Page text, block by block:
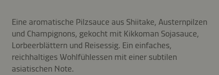
Eine aromatische Pilzsauce aus Shiitake, Austernpilzen
und Champignons, gekocht mit Kikkoman Sojasauce,
Lorbeerblättern und Reisessig. Ein einfaches,
reichhaltiges Wohlfühlessen mit einer subtilen
asiatischen Note.